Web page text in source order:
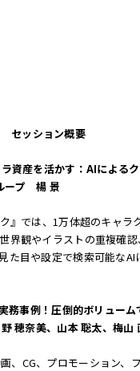
セッション概要
資産を活かす：AIによる
ープ 楊 景
』では、1万体超のキャラ
界観やイラストの重複確
た目や設定で検索可能な
務事例！圧倒的ボリューム
穂奈美、山本 聡太、梅山
、CG、プロモーション、